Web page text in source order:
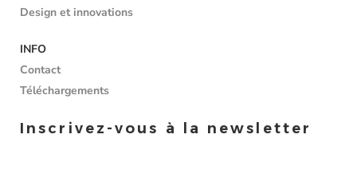
Design et innovations
INFO
Contact
Téléchargements
Inscrivez-vous à la newsletter